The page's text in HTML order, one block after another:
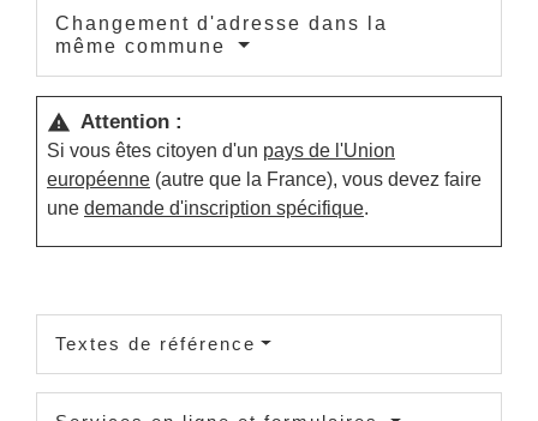
Changement d'adresse dans la
même commune
warning Attention :
Si vous êtes citoyen d'un pays de l'Union
européenne (autre que la France), vous devez faire
une demande d'inscription spécifique.
Textes de référence